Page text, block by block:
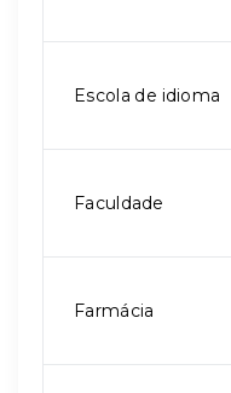
Escola de idioma
Faculdade
Farmácia